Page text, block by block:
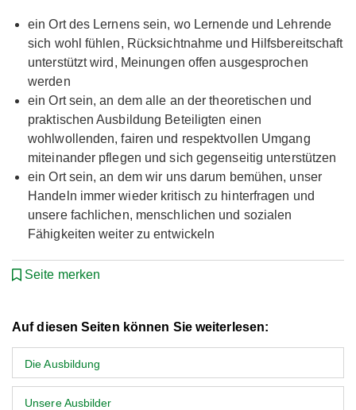
ein Ort des Lernens sein, wo Lernende und Lehrende
sich wohl fühlen, Rücksichtnahme und Hilfsbereitschaft
unterstützt wird, Meinungen offen ausgesprochen
werden
ein Ort sein, an dem alle an der theoretischen und
praktischen Ausbildung Beteiligten einen
wohlwollenden, fairen und respektvollen Umgang
miteinander pflegen und sich gegenseitig unterstützen
ein Ort sein, an dem wir uns darum bemühen, unser
Handeln immer wieder kritisch zu hinterfragen und
unsere fachlichen, menschlichen und sozialen
Fähigkeiten weiter zu entwickeln
Seite merken
Auf diesen Seiten können Sie weiterlesen:
Die Ausbildung
Unsere Ausbilder